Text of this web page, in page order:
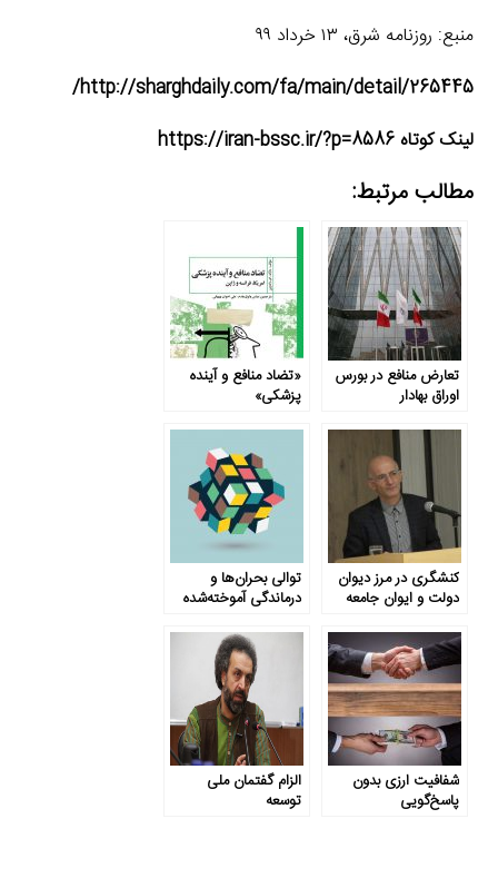
منبع: روزنامه شرق، ۱۳ خرداد ۹۹
http://sharghdaily.com/fa/main/detail/265445/
لینک کوتاه https://iran-bssc.ir/?p=8586
مطالب مرتبط:
تعارض منافع در بورس
اوراق بهادار
«تضاد منافع و آینده
پزشکی»
کنشگری در مرز دیوان
دولت و ایوان جامعه
توالی بحران‌ها و
درماندگی آموخته‌شده
شفافیت ارزی بدون
پاسخ‌گویی
الزام گفتمان ملی
توسعه